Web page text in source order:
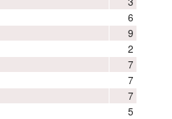
6
9
2
7
7
7
5